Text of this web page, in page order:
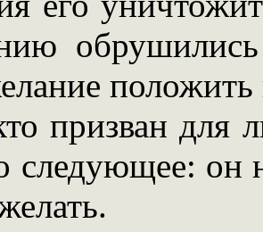
призван для
следующее: он